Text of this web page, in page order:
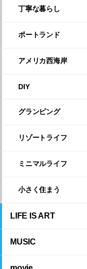
丁寧な暮らし
ポートランド
アメリカ西海岸
DIY
グランピング
リゾートライフ
ミニマルライフ
小さく住まう
LIFE IS ART
MUSIC